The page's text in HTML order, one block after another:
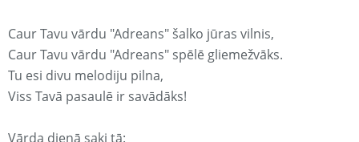
Caur Tavu vārdu "Adreans" šalko jūras vilnis,
Caur Tavu vārdu "Adreans" spēlē gliemežvāks.
Tu esi divu melodiju pilna,
Viss Tavā pasaulē ir savādāks!
Vārda dienā saki tā: